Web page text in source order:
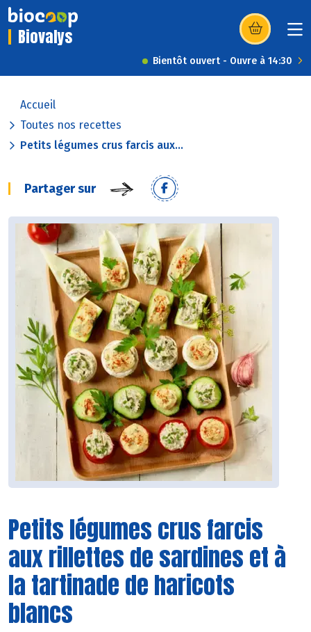
Biovalys (s’ouvre dans
Bientôt ouvert - Ouvre à 14:30
Accueil
Toutes nos recettes
Petits légumes crus farcis aux...
Partager sur
Petits légumes crus farcis
aux rillettes de sardines et à
la tartinade de haricots
blancs